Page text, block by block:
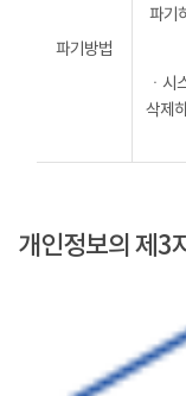
파기방법
파기
ㆍ시
삭제
개인정보의 제3